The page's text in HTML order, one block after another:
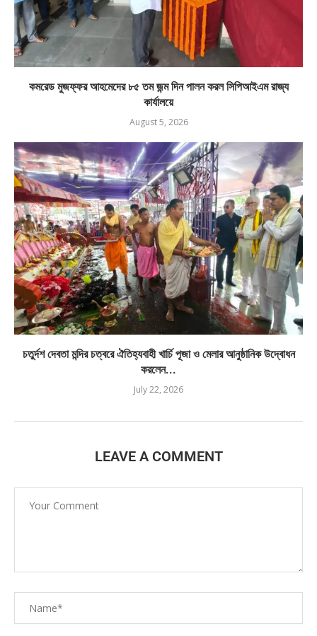
কমরেড মুজফ্ফর আহমেদের ৮৫ তম জন্ম দিন পালন করল সিপিআইএম রাজ্য
কার্যালয়ে
August 5, 2026
চতুর্দশ দেবতা মন্দির চত্বরে ঐতিহ্যবাহী খার্চি পূজা ও মেলার আনুষ্ঠানিক উদ্বোধন
করলেন...
July 22, 2026
LEAVE A COMMENT